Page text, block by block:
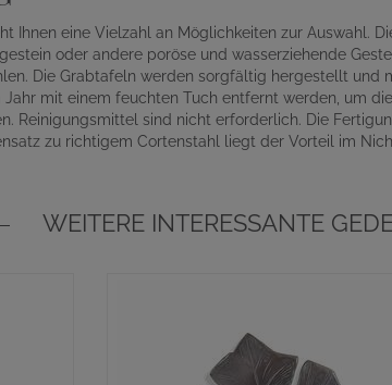
Ihnen eine Vielzahl an Möglichkeiten zur Auswahl.
oder andere poröse und wasserziehende
Die Grabtafeln werden sorgfältig hergestellt und
mit einem feuchten Tuch entfernt werden, um
Reinigungsmittel sind nicht erforderlich. Die
zu richtigem Cortenstahl liegt der Vorteil im
WEITERE INTERESSANTE